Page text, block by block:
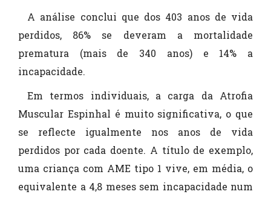
A análise conclui que dos 403 anos de vida
perdidos, 86% se deveram a mortalidade
prematura (mais de 340 anos) e 14% a
incapacidade.
Em termos individuais, a carga da Atrofia
Muscular Espinhal é muito significativa, o que
se reflecte igualmente nos anos de vida
perdidos por cada doente. A título de exemplo,
uma criança com AME tipo 1 vive, em média, o
equivalente a 4,8 meses sem incapacidade num